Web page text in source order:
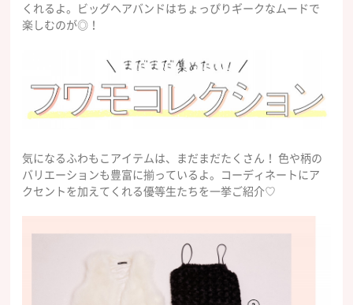
くれるよ。ビッグヘアバンドはちょっぴりギークなムードで
楽しむのが◎！
気になるふわもこアイテムは、まだまだたくさん！ 色や柄の
バリエーションも豊富に揃っているよ。コーディネートにア
クセントを加えてくれる優等生たちを一挙ご紹介♡